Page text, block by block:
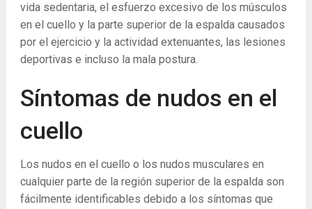
vida sedentaria, el esfuerzo excesivo de los músculos
en el cuello y la parte superior de la espalda causados ​​
por el ejercicio y la actividad extenuantes, las lesiones
deportivas e incluso la mala postura.
Síntomas de nudos en el
cuello
Los nudos en el cuello o los nudos musculares en
cualquier parte de la región superior de la espalda son
fácilmente identificables debido a los síntomas que